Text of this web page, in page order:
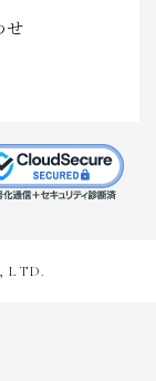
せ
LTD.